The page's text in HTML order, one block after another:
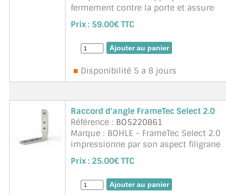
fermement contre la porte et assure
une protection contre le bruit et les
courants d'air. pour verre 8mm - 10,76
mm. 1 rouleau de 7m
Prix : 59.00€ TTC
Disponibilité 5 a 8 jours
Raccord d'angle FrameTec Select 2.0
Référence : BO5220861
Marque : BOHLE - FrameTec Select 2.0
impressionne par son aspect filigrane
et uniforme de l'ensemble du système
: le cadre et les profilés de vitrage ont
la même faible profondeur de 36,5
mm et cr& ...suite
Prix : 25.00€ TTC